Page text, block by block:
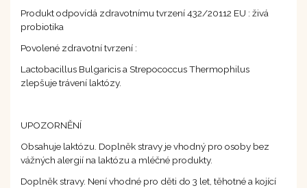
Produkt odpovídá zdravotnímu tvrzení 432/20112 EU : živá
probiotika
Povolené zdravotní tvrzení :
Lactobacillus Bulgaricis a Strepococcus Thermophilus
zlepšuje trávení laktózy.
UPOZORNĚNÍ
Obsahuje laktózu. Doplněk stravy je vhodný pro osoby bez
vážných alergií na laktózu a mléčné produkty.
Doplněk stravy. Není vhodné pro děti do 3 let, těhotné a kojící